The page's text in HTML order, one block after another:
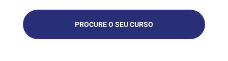
PROCURE O SEU CURSO